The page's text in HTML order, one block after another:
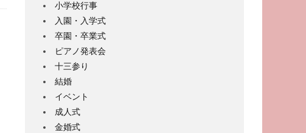
小学校行事
入園・入学式
卒園・卒業式
ピアノ発表会
十三参り
結婚
イベント
成人式
金婚式